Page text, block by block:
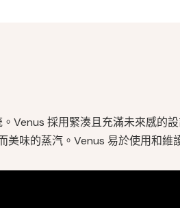
Venus 採用緊湊且充滿未來感的
味的蒸汽。Venus 易於使用和